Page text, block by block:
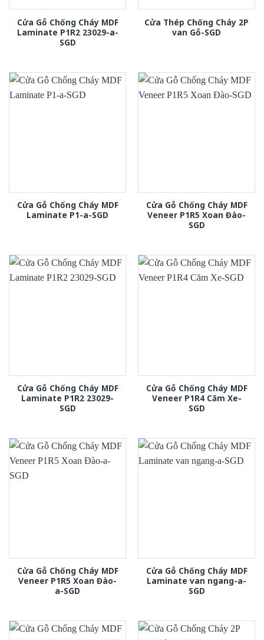
Cửa Gỗ Chống Cháy MDF
Laminate P1R2 23029-a-
SGD
Cửa Thép Chống Cháy 2P
van Gỗ-SGD
Cửa Gỗ Chống Cháy MDF
Laminate P1-a-SGD
Cửa Gỗ Chống Cháy MDF
Veneer P1R5 Xoan Đào-
SGD
Cửa Gỗ Chống Cháy MDF
Laminate P1R2 23029-
SGD
Cửa Gỗ Chống Cháy MDF
Veneer P1R4 Căm Xe-
SGD
Cửa Gỗ Chống Cháy MDF
Veneer P1R5 Xoan Đào-
a-SGD
Cửa Gỗ Chống Cháy MDF
Laminate van ngang-a-
SGD